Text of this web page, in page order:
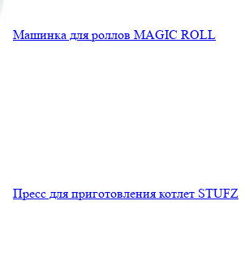
Машинка для роллов MAGIC ROLL
Пресс для приготовления котлет STUFZ